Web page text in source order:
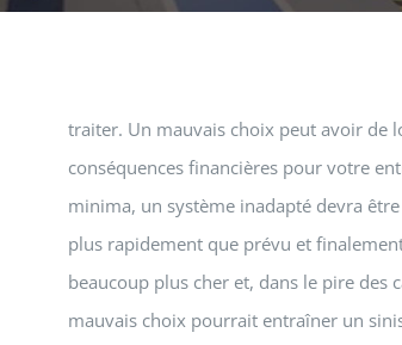
bonne résine, ou plutôt le bon système,
traiter. Un mauvais choix peut avoir de
conséquences financières pour votre
minima, un système inadapté devra
plus rapidement que prévu et
beaucoup plus cher et, dans le pire des
mauvais choix pourrait entraîner un